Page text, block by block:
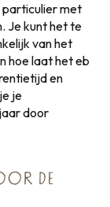
particulier met
Je kunt het te
van het
hoe laat het eb
en
je
door
DE